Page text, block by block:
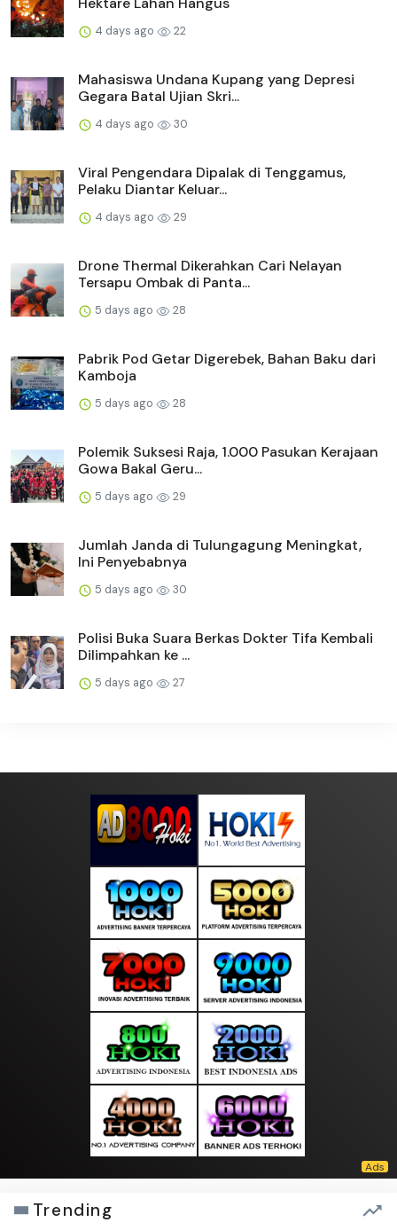
4 days ago 22
Mahasiswa Undana Kupang yang Depresi
Gegara Batal Ujian Skri...
4 days ago 30
Viral Pengendara Dipalak di Tenggamus,
Pelaku Diantar Keluar...
4 days ago 29
Drone Thermal Dikerahkan Cari Nelayan
Tersapu Ombak di Panta...
5 days ago 28
Pabrik Pod Getar Digerebek, Bahan Baku dari
Kamboja
5 days ago 28
Polemik Suksesi Raja, 1.000 Pasukan Kerajaan
Gowa Bakal Geru...
5 days ago 29
Jumlah Janda di Tulungagung Meningkat,
Ini Penyebabnya
5 days ago 30
Polisi Buka Suara Berkas Dokter Tifa Kembali
Dilimpahkan ke ...
5 days ago 27
Trending